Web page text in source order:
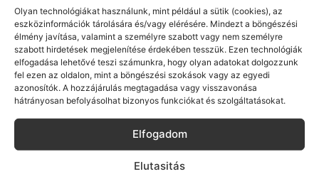
Olyan technológiákat használunk, mint például a sütik (cookies), az
eszközinformációk tárolására és/vagy elérésére. Mindezt a böngészési
élmény javítása, valamint a személyre szabott vagy nem személyre
szabott hirdetések megjelenítése érdekében tesszük. Ezen technológiák
elfogadása lehetővé teszi számunkra, hogy olyan adatokat dolgozzunk
fel ezen az oldalon, mint a böngészési szokások vagy az egyedi
azonosítók. A hozzájárulás megtagadása vagy visszavonása
hátrányosan befolyásolhat bizonyos funkciókat és szolgáltatásokat.
Elfogadom
Elutasitás
Nem egy arctalan webshop vagyunk: ha kérdésed van, élő
ember veszi fel a telefont, és személyesen is megtalálsz
minket Szegeden.
Korrekt Ügyintézés
Hibázni emberi dolog, de a felelősségvállalás nálunk alap.